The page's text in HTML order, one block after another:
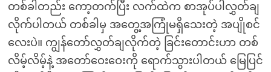
တစ်ခါတည်း ကော့တက်ပြီး လက်ထဲက စာအုပ်ပါလွှတ်ချ
လိုက်ပါတယ် တစ်ခါမှ အတွေ့အကြုံမရှိသေးတဲ့ အပျိုစင်
လေးပဲ။ ကျွန်တော်လွှတ်ချလိုက်တဲ့ ခြင်းတောင်းဟာ တစ်
လိမ့်လိမ့်နဲ့ အတော်ဝေးဝေးကို ရောက်သွားပါတယ် မြေပြင်